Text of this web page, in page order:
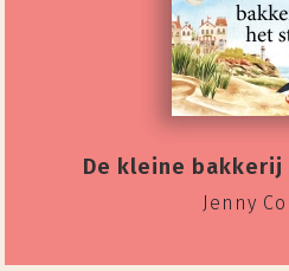
De kleine bakkerij
Jenny